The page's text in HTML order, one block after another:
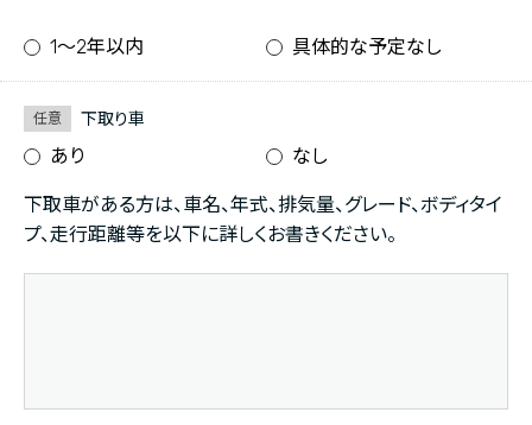
1〜2年以内 具体的な予定なし
任意 下取り車
あり なし
下取車がある方は、車名、年式、排気量、グレード、ボディタイ
プ、走行距離等を以下に詳しくお書きください。